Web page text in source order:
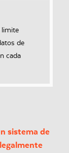
limite
de
cada
sistema de